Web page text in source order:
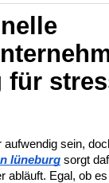
für
lüneburg sorgt
abläuft. Egal, ob